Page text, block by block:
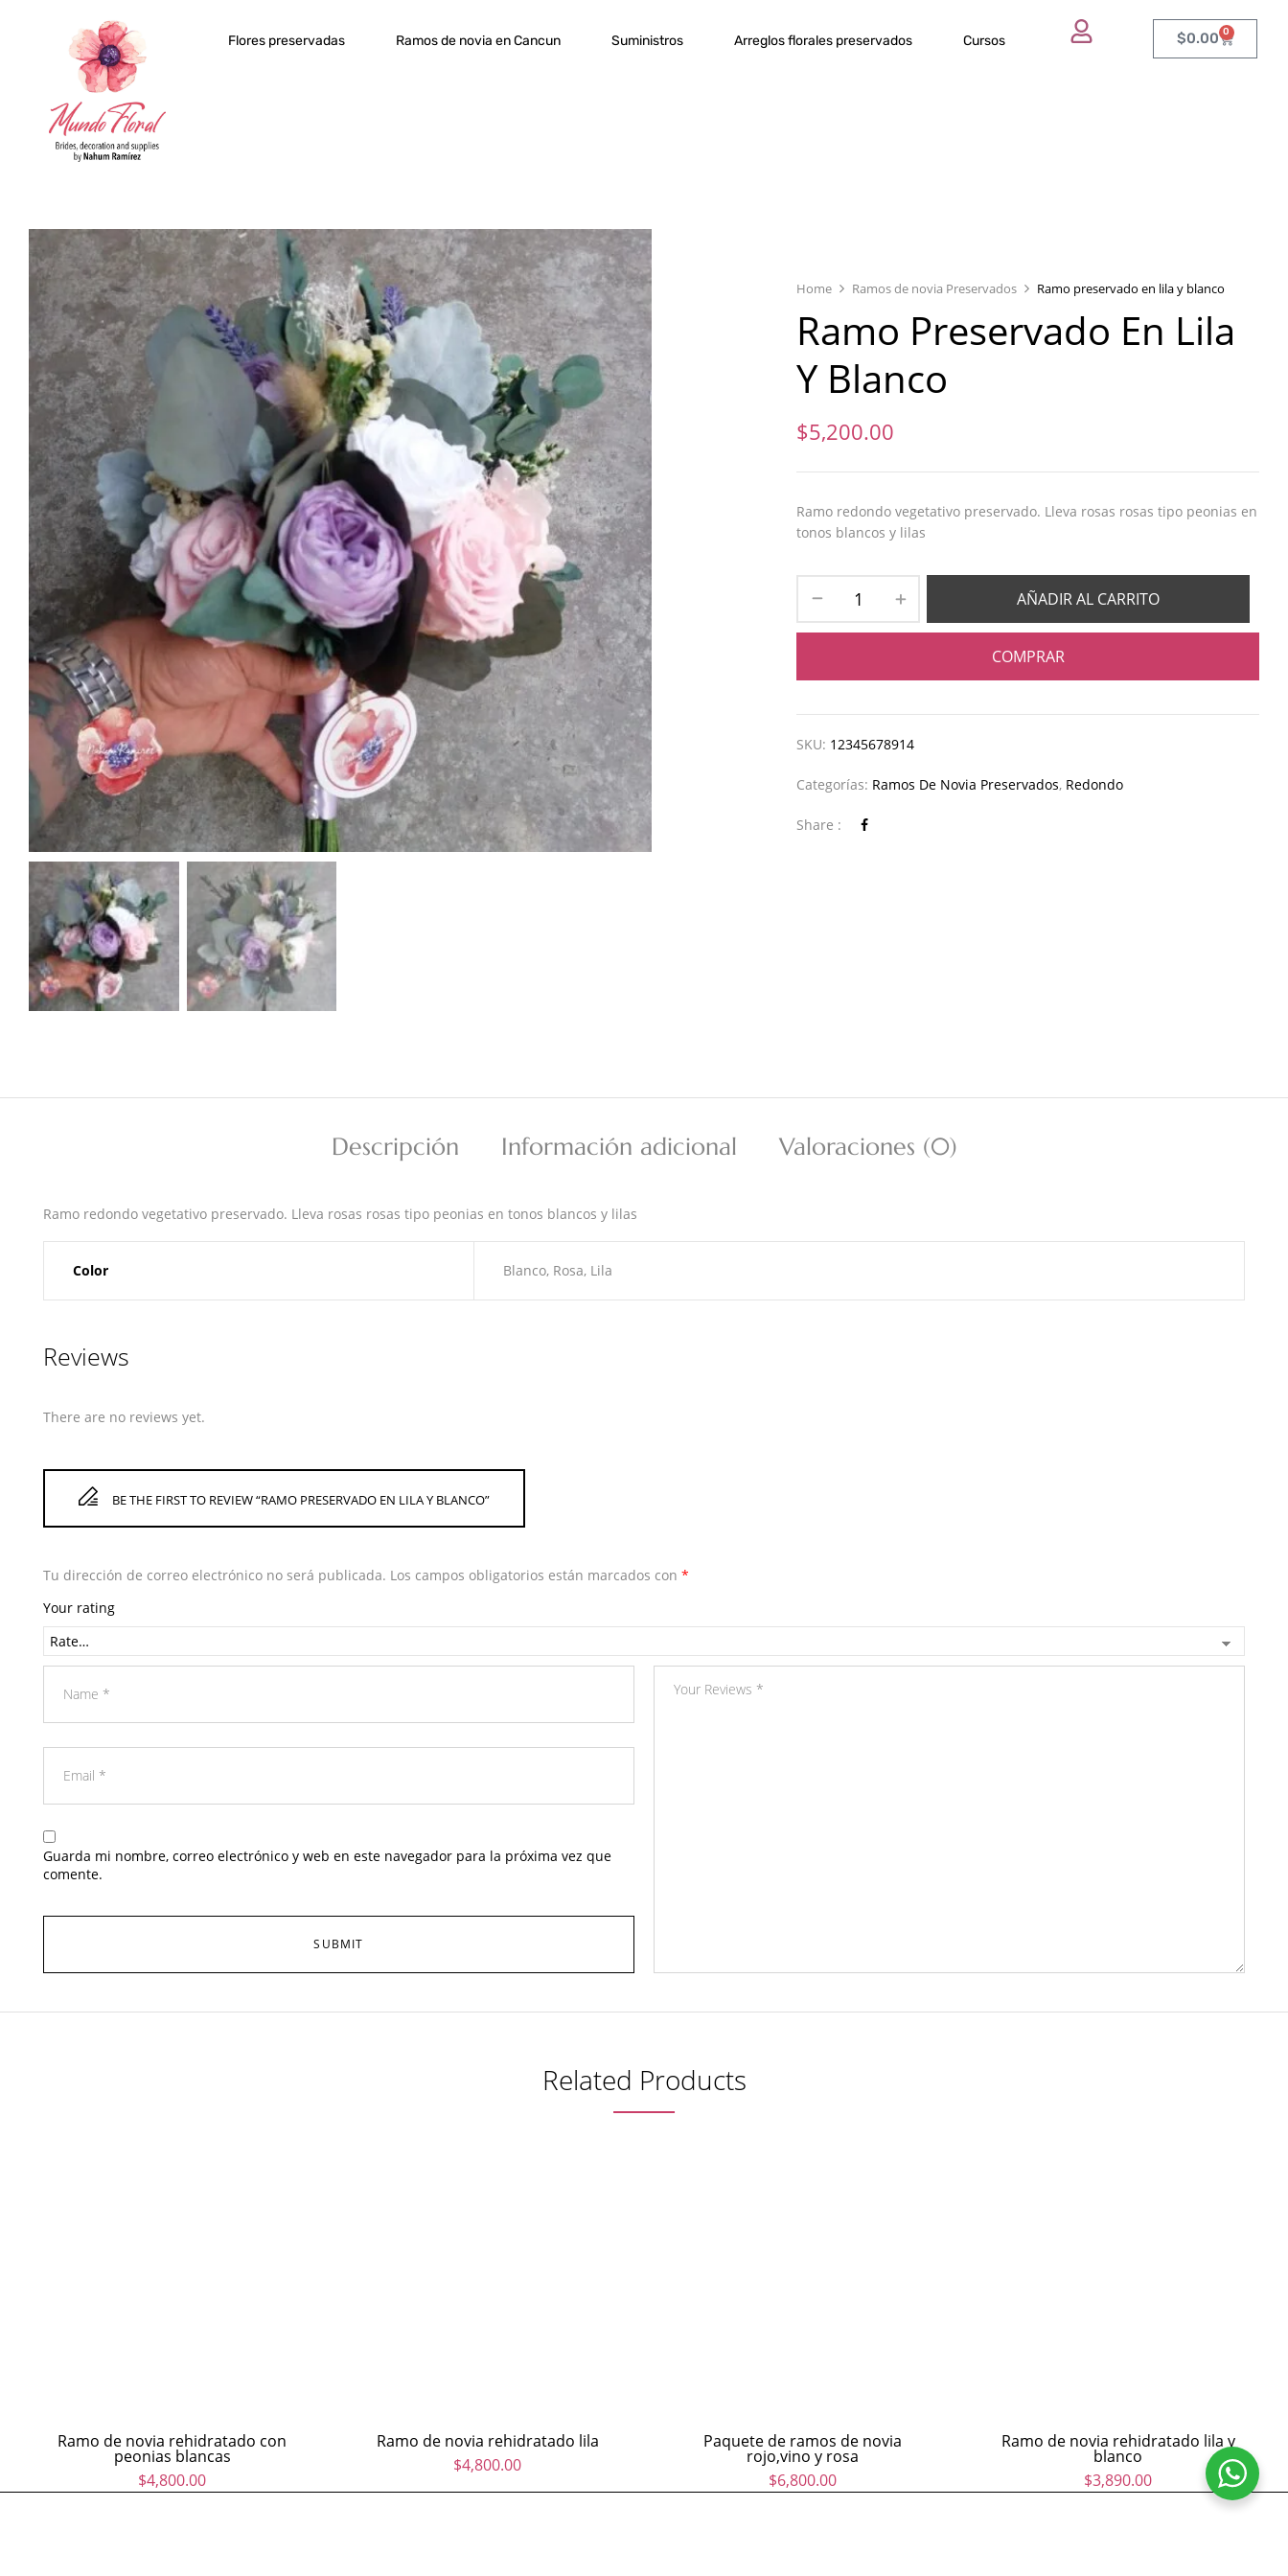
Flores preservadas Ramos de novia en Cancun Suministros Arreglos florales preservados Cursos $0.00 0
Home Ramos de novia Preservados Ramo preservado en lila y blanco
Ramo Preservado En Lila
Y Blanco
$5,200.00
Ramo redondo vegetativo preservado. Lleva rosas rosas tipo peonias en
tonos blancos y lilas
AÑADIR AL CARRITO
COMPRAR
SKU: 12345678914
Categorías: Ramos De Novia Preservados, Redondo
Share :
Descripción Información adicional Valoraciones (0)
Ramo redondo vegetativo preservado. Lleva rosas rosas tipo peonias en tonos blancos y lilas
Color Blanco, Rosa, Lila
Reviews
There are no reviews yet.
BE THE FIRST TO REVIEW “RAMO PRESERVADO EN LILA Y BLANCO”
Tu dirección de correo electrónico no será publicada. Los campos obligatorios están marcados con *
Your rating
Guarda mi nombre, correo electrónico y web en este navegador para la próxima vez que
comente.
Related Products
Paquete de ramos de novia
rojo,vino y rosa
$6,800.00
Ramo de novia rehidratado lila y
blanco
$3,890.00